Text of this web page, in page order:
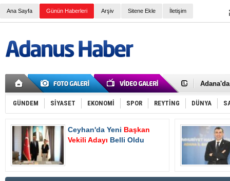
Ana Sayfa Günün Haberleri Arşiv Sitene Ekle İletişim
Çalışma
Devlet
SGK e-
Normal
Hasan
Oluyor
2025
Asgari
Bayram
Bir işçi
GÜNDEM SİYASET EKONOMİ SPOR REYTİNG DÜNYA
Ceyhan'da Yeni Başkan
Vekili Adayı Belli Oldu